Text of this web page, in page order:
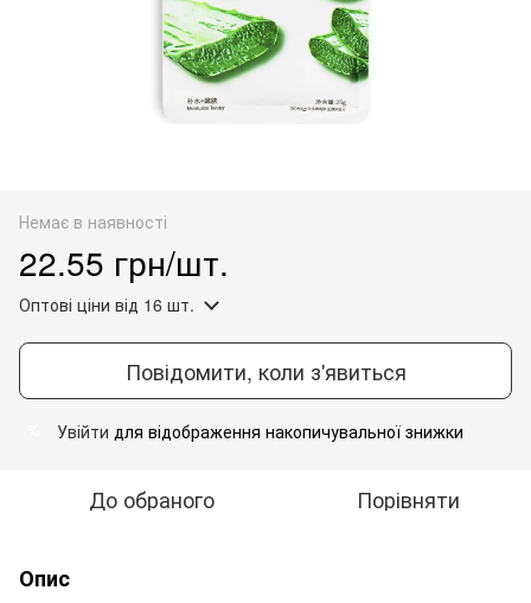
Немає в наявності
22.55 грн/шт.
Оптові ціни від 16 шт.
Повідомити, коли з'явиться
Увійти для відображення накопичувальної знижки
До обраного Порівняти
Опис